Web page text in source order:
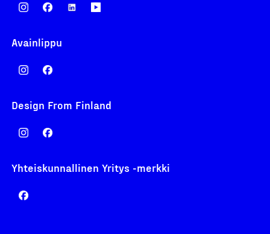
Avainlippu
Design From Finland
Yhteiskunnallinen Yritys -merkki